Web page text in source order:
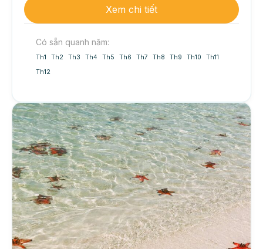
Xem chi tiết
Có sẵn quanh năm:
Th1 Th2 Th3 Th4 Th5 Th6 Th7 Th8 Th9 Th10
Th11
Th12